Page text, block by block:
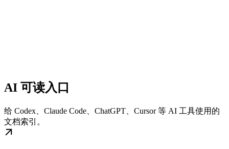
AI 可读入口
给 Codex、Claude Code、ChatGPT、Cursor 等 AI 工具使用的
文档索引。